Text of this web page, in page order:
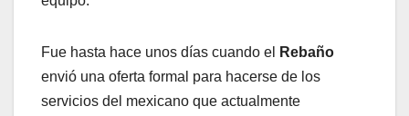
Fue hasta hace unos días cuando el
Rebaño
envió una oferta formal para hacerse de los
servicios del mexicano que actualmente